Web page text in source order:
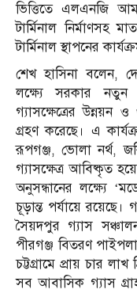
ভিত্তিতে এলএনজি
টার্মিনাল নির্মাণসহ
টার্মিনাল স্থাপনের
শেখ হাসিনা বলেন,
লক্ষ্যে সরকার নতুন
গ্যাসক্ষেত্রের উন্নয়ন ও
গ্রহণ করেছে। এ
রূপগঞ্জ, ভোলা নর্থ,
গ্যাসক্ষেত্র আবিষ্কৃত
অনুসন্ধানের লক্ষ্যে
চূড়ান্ত পর্যায়ে রয়েছে।
সৈয়দপুর গ্যাস
পীরগঞ্জ বিতরণ
চট্টগ্রামে প্রায় চার
সব আবাসিক গ্যাস